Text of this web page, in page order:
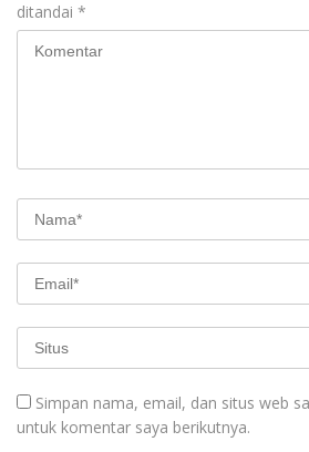
ditandai *
Simpan nama, email, dan situs web
untuk komentar saya berikutnya.